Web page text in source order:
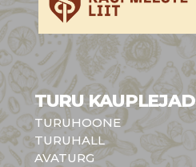
TURU KAUPLEJAD
TURUHOONE
TURUHALL
AVATURG